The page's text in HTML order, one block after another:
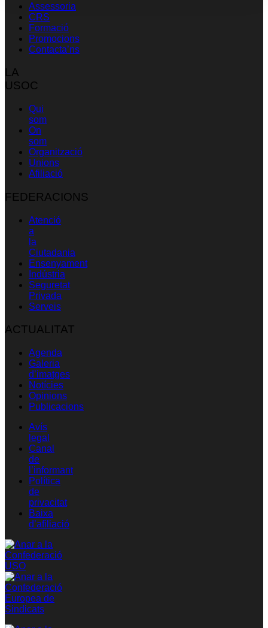
Assessoria
CRS
Formació
Promocions
Contacta’ns
LA
USOC
Qui
som
On
som
Organització
Unions
Afiliació
FEDERACIONS
Atenció
a
la
Ciutadania
Ensenyament
Indústria
Seguretat
Privada
Serveis
ACTUALITAT
Agenda
Galeria
d’imatges
Notícies
Opinions
Publicacions
Avís
legal
Canal
de
l’informant
Política
de
privacitat
Baixa
d’afiliació